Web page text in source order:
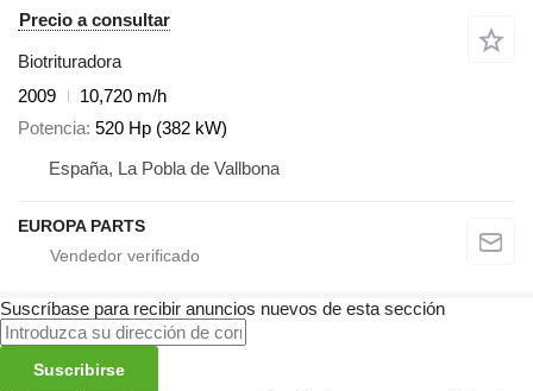
Precio a consultar
Biotrituradora
2009
10,720 m/h
Potencia 520 Hp (382 kW)
España, La Pobla de Vallbona
EUROPA PARTS
Suscríbase para recibir anuncios nuevos de esta sección
Suscribirse